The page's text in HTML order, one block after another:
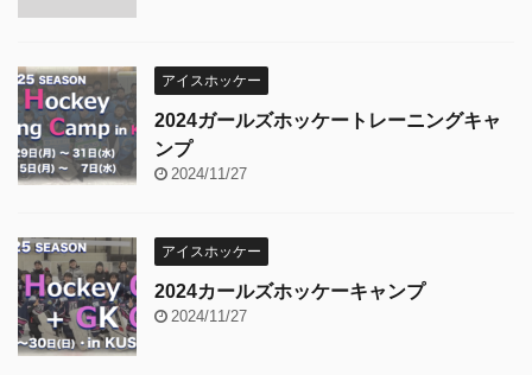
アイスホッケー
2024ガールズホッケートレーニングキャ
ンプ
2024/11/27
アイスホッケー
2024カールズホッケーキャンプ
2024/11/27